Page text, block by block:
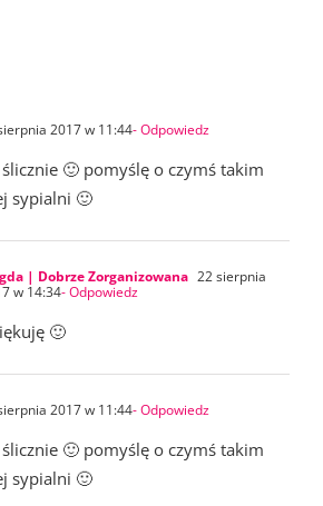
2017 w 11:44- Odpowiedz
🙂 pomyślę o czymś takim
sypialni 🙂
| Dobrze Zorganizowana 22 sierpnia
w 14:34- Odpowiedz
🙂
2017 w 11:44- Odpowiedz
🙂 pomyślę o czymś takim
sypialni 🙂